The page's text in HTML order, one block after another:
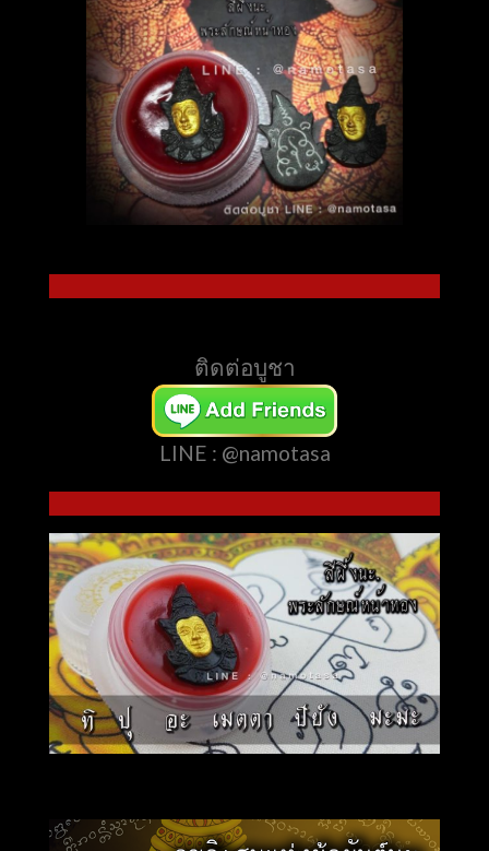
ติดต่อบูชา
LINE : @namotasa